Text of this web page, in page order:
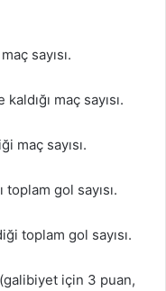
sayısı.
maç sayısı.
maç sayısı.
toplam gol sayısı.
toplam gol sayısı.
için 3 puan,